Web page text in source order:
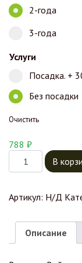
2-года
3-года
Услуги
Посадка. +
Без посадки
Очистить
788 ₽
КоличествоВ
Артикул: Н/Д
Описание